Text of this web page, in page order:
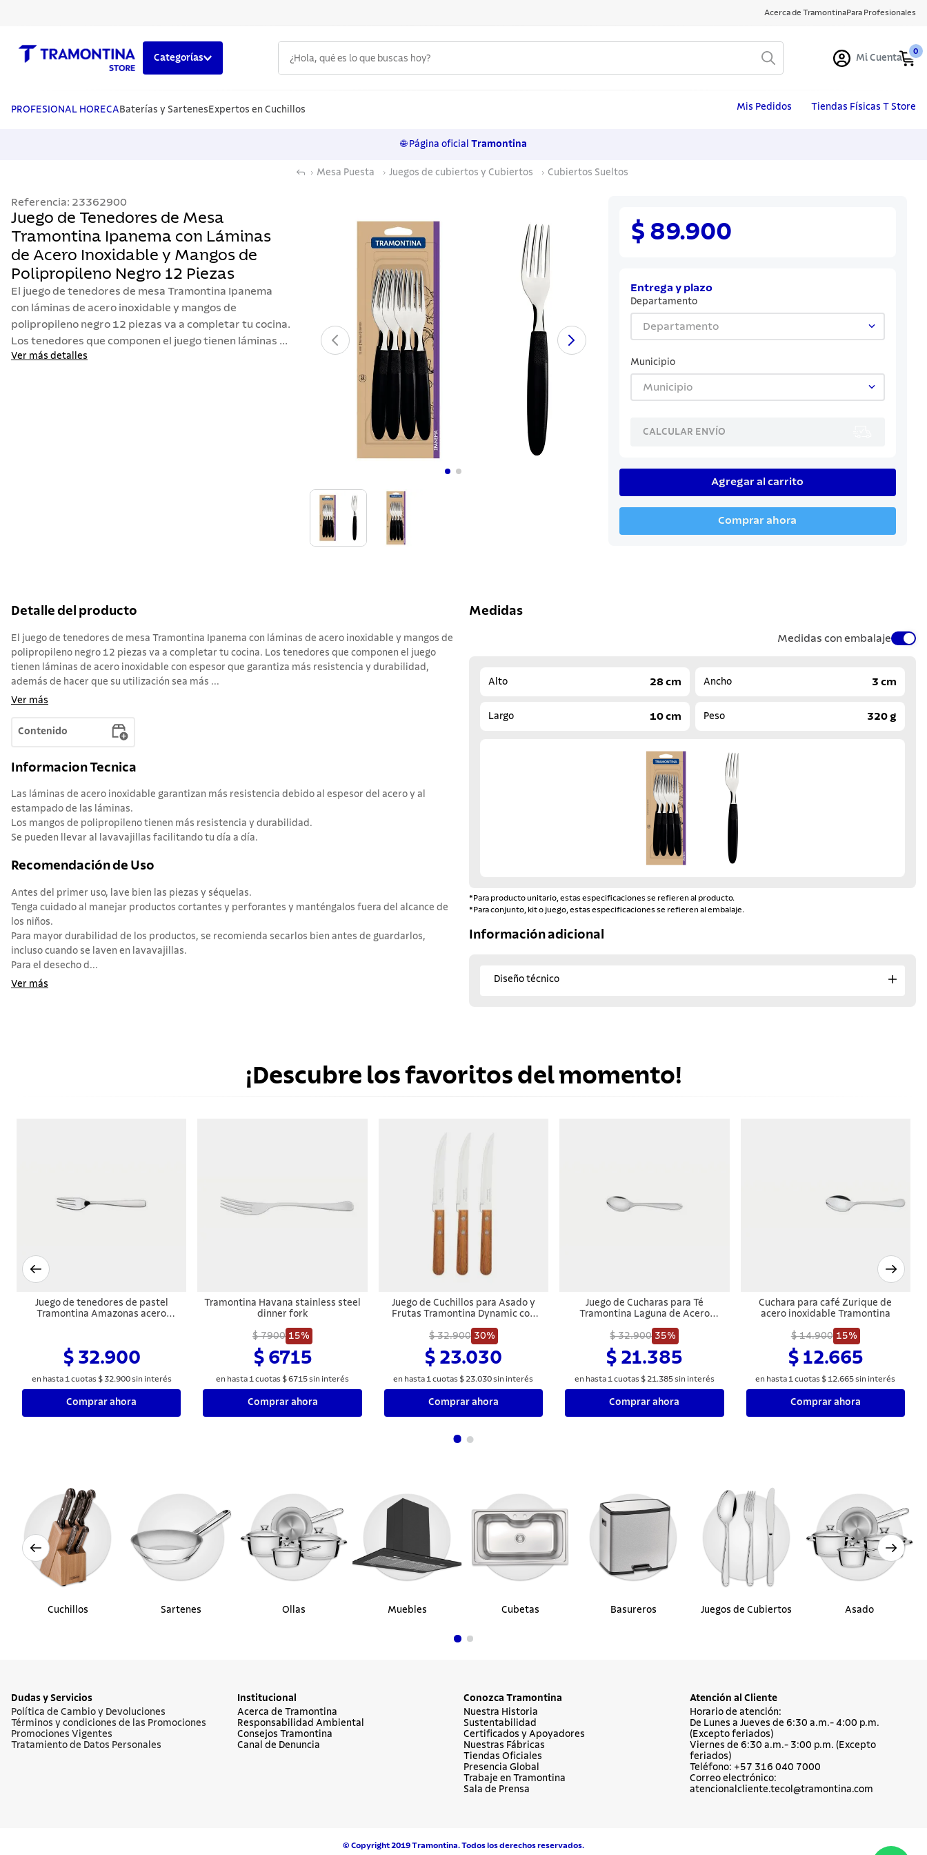
Acerca de TramontinaPara Profesionales
Categorías Mi Cuenta
0
PROFESIONAL HORECA Baterías y Sartenes Expertos en Cuchillos Mis Pedidos Tiendas Físicas T Store
🌐 Página oficial Tramontina
Mesa Puesta Juegos de cubiertos y Cubiertos Cubiertos Sueltos
Referencia: 23362900
Juego de Tenedores de Mesa
Tramontina Ipanema con Láminas
de Acero Inoxidable y Mangos de
Polipropileno Negro 12 Piezas
El juego de tenedores de mesa Tramontina Ipanema
con láminas de acero inoxidable y mangos de
polipropileno negro 12 piezas va a completar tu cocina.
Los tenedores que componen el juego tienen láminas ...
Ver más detalles
$ 89.900
Entrega y plazo
Departamento
Departamento
Municipio
Municipio
CALCULAR ENVÍO
Agregar al carrito
Comprar ahora
Detalle del producto
El juego de tenedores de mesa Tramontina Ipanema con láminas de acero inoxidable y mangos de
polipropileno negro 12 piezas va a completar tu cocina. Los tenedores que componen el juego
tienen láminas de acero inoxidable con espesor que garantiza más resistencia y durabilidad,
además de hacer que su utilización sea más ...
Ver más
Contenido
Informacion Tecnica
Las láminas de acero inoxidable garantizan más resistencia debido al espesor del acero y al
estampado de las láminas.
Los mangos de polipropileno tienen más resistencia y durabilidad.
Se pueden llevar al lavavajillas facilitando tu día a día.
Recomendación de Uso
Antes del primer uso, lave bien las piezas y séquelas.
Tenga cuidado al manejar productos cortantes y perforantes y manténgalos fuera del alcance de
los niños.
Para mayor durabilidad de los productos, se recomienda secarlos bien antes de guardarlos,
incluso cuando se laven en lavavajillas.
Para el desecho d...
Ver más
Medidas
Medidas con embalaje
Alto 28 cm Ancho 3 cm
Largo 10 cm Peso 320 g
*Para producto unitario, estas especificaciones se refieren al producto.
*Para conjunto, kit o juego, estas especificaciones se refieren al embalaje.
Información adicional
Diseño técnico
¡Descubre los favoritos del momento!
Juego de tenedores de pastel
Tramontina Amazonas acero
$ 32.900
en hasta 1 cuotas $ 32.900sin interés
Comprar ahora
Tramontina Havana stainless steel
dinner fork
$ 7900 15%
$ 6715
en hasta 1 cuotas $6715sin interés
Comprar ahora
Juego de Cuchillos para Asado y
Frutas Tramontina Dynamic con
Mangos de Madera Natural 03
Piezas
$ 32.900 30%
$ 23.030
en hasta 1 cuotas $ 23.030sin interés
Comprar ahora
Juego de Cucharas para Té
Tramontina Laguna de Acero
$ 32.900 35%
$ 21.385
en hasta 1 cuotas $ 21 .385sin interés
Comprar ahora
Cuchara para café Zurique de
acero inoxidable Tramontina
$ 14.900 15%
$ 12.665
en hasta 1 cuotas $ 12.665sin interés
Comprar ahora
Cuchillos Sartenes Ollas Muebles Cubetas Basureros Juegos de Cubiertos Asado
Dudas y Servicios
Política de Cambio y Devoluciones
Términos y condiciones de las Promociones
Promociones Vigentes
Tratamiento de Datos Personales
Institucional
Acerca de Tramontina
Responsabilidad Ambiental
Consejos Tramontina
Canal de Denuncia
Conozca Tramontina
Nuestra Historia
Sustentabilidad
Certificados y Apoyadores
Nuestras Fábricas
Tiendas Oficiales
Presencia Global
Trabaje en Tramontina
Sala de Prensa
Atención al Cliente
Horario de atención:
De Lunes a Jueves de 6:30 a.m.- 4:00 p.m.
(Excepto feriados)
Viernes de 6:30 a.m.- 3:00 p.m. (Excepto
feriados)
Teléfono: +57 316 040 7000
Correo electrónico:
atencionalcliente.tecol@tramontina.com
© Copyright 2019 Tramontina. Todos los derechos reservados.
1.
cuchillos
5 . lavaplatos